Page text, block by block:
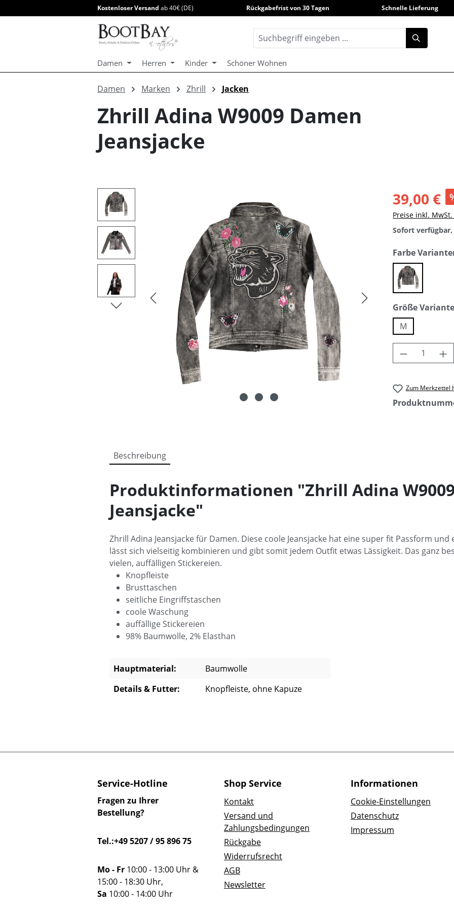
Zur Hauptnavigation springen
Kostenloser Versand ab 40€ (DE) Rückgabefrist von 30 Tagen Schnelle Lieferung
Damen Herren Kinder Schöner Wohnen
Damen Marken Zhrill Jacken
Zhrill Adina W9009 Damen
Jeansjacke
Bildergalerie überspringen 39,00 €
Preise inkl.
Sofort
Farbe
black
Größe
M
Produkt
Zum Merkzettel
Beschreibung
Produktinformationen "Zhrill Adina
Jeansjacke"
Zhrill Adina Jeansjacke für Damen. Diese coole Jeansjacke hat eine super fit Passform und
lässt sich vielseitig kombinieren und gibt somit jedem Outfit etwas Lässigkeit. Das ganz
vielen, auffälligen Stickereien.
Knopfleiste
Brusttaschen
seitliche Eingriffstaschen
coole Waschung
auffällige Stickereien
98% Baumwolle, 2% Elasthan
Hauptmaterial:
Baumwolle
Details & Futter:
Knopfleiste, ohne Kapuze
Service-Hotline
Fragen zu Ihrer
Bestellung?
Tel.:+49 5207 / 95 896 75
Mo - Fr 10:00 - 13:00 Uhr &
15:00 - 18:30 Uhr,
Sa 10:00 - 14:00 Uhr
Shop Service
Kontakt
Versand und
Zahlungsbedingungen
Rückgabe
Widerrufsrecht
AGB
Newsletter
Informationen
Cookie-Einstellungen
Datenschutz
Impressum